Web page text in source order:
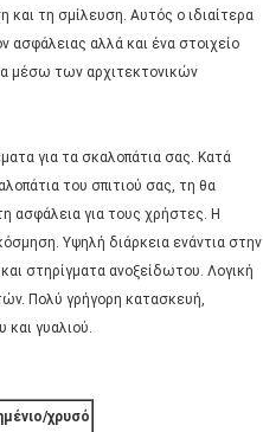
τη σμίλευση. Αυτός ο ιδιαίτερα
ασφάλειας αλλά και ένα στοιχείο
μέσω των αρχιτεκτονικών
για τα σκαλοπάτια σας. Κατά
του σπιτιού σας, τη θα
ασφάλεια για τους χρήστες. Η
Υψηλή διάρκεια ενάντια στην
στηρίγματα ανοξείδωτου. Λογική
Πολύ γρήγορη κατασκευή,
και γυαλιού.
χρυσό